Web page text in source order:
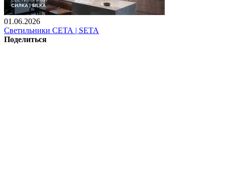
01.06.2026
Светильники СЕТА | SETA
Поделиться